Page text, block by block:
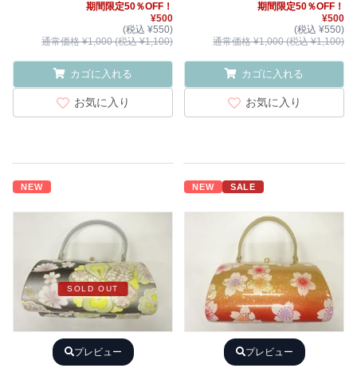
期間限定50％OFF！
¥500
(税込 ¥550)
通常価格 ¥1,000 (税込 ¥1,100)
カゴに入れる
お気に入り
期間限定50％OFF！
¥500
(税込 ¥550)
通常価格 ¥1,000 (税込 ¥1,100)
カゴに入れる
お気に入り
NEW
SOLD OUT
プレビュー
NEW SALE
プレビュー